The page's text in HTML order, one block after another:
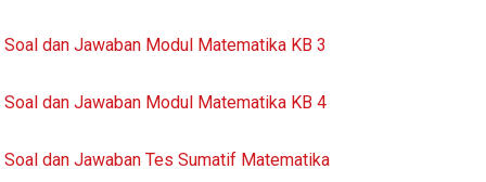
Soal dan Jawaban Modul Matematika KB 3
Soal dan Jawaban Modul Matematika KB 4
Soal dan Jawaban Tes Sumatif Matematika